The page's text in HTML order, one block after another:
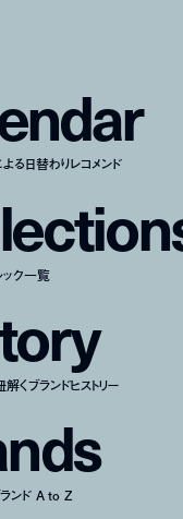
ndar
る日替わりレコメンド
ection
ック一覧
ory
くブランドヒストリー
nds
ランド A to Z